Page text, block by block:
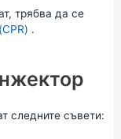
трябва да се
.
следните съвети: